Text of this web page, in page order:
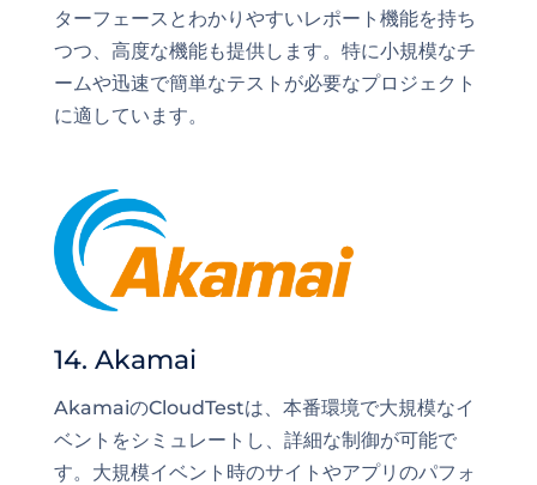
ターフェースとわかりやすいレポート機能を持ち
つつ、高度な機能も提供します。特に小規模なチ
ームや迅速で簡単なテストが必要なプロジェクト
に適しています。
14. Akamai
AkamaiのCloudTestは、本番環境で大規模なイ
ベントをシミュレートし、詳細な制御が可能で
す。大規模イベント時のサイトやアプリのパフォ